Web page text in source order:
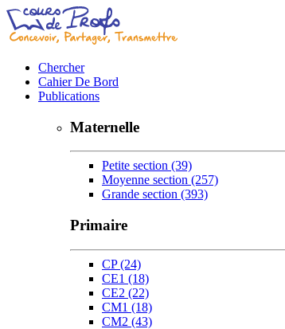
Chercher
Cahier De Bord
Publications
Maternelle
Petite section (39)
Moyenne section (257)
Grande section (393)
Primaire
CP(24)
CE1 (18)
CE2 (22)
CM1 (18)
CM2 (43)